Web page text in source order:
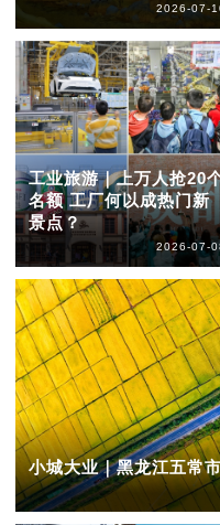
2026-07-
工业旅游｜上万人抢20
名额 工厂何以成热门新
景点？
2026-07-
小城大业｜黑龙江五常